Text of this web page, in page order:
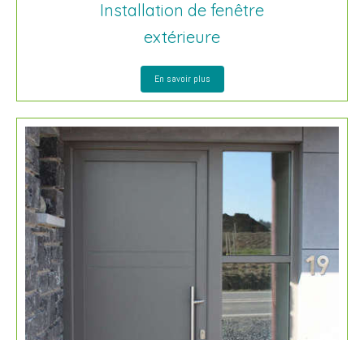
Installation de fenêtre
extérieure
En savoir plus